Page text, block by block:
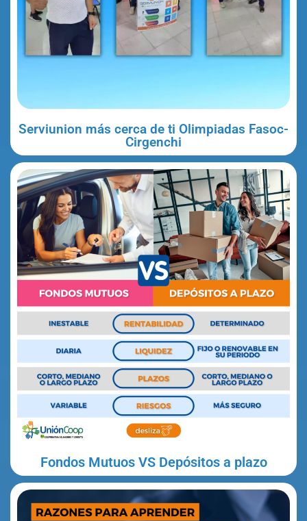
Serviunion más cerca de ti Olimpiadas Fasoc-
Cirgenchi
Fondos Mutuos VS Depósitos a plazo